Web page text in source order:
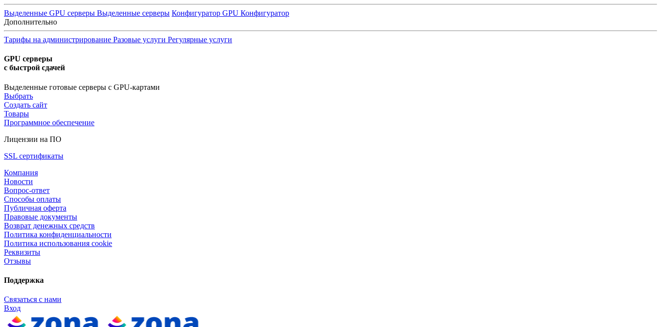
Выделенные GPU серверы Выделенные серверы Конфигуратор GPU Конфигуратор
Дополнительно
Тарифы на администрирование Разовые услуги Регулярные услуги
GPU серверы
с быстрой сдачей
Выделенные готовые серверы с GPU-картами
Выбрать
Создать сайт
Товары
Программное обеспечение
Лицензии на ПО
SSL сертификаты
Компания
Новости
Вопрос-ответ
Способы оплаты
Публичная оферта
Правовые документы
Возврат денежных средств
Политика конфиденциальности
Политика использования cookie
Реквизиты
Отзывы
Поддержка
Связаться с нами
Вход